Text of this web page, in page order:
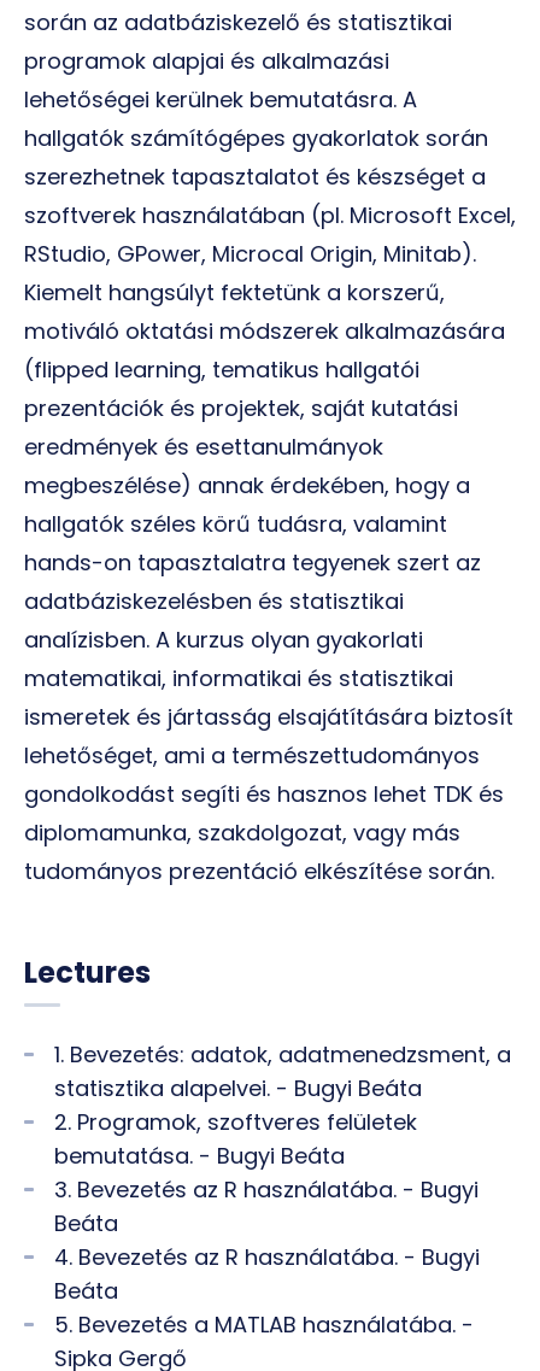
során az adatbáziskezelő és statisztikai
programok alapjai és alkalmazási
lehetőségei kerülnek bemutatásra. A
hallgatók számítógépes gyakorlatok során
szerezhetnek tapasztalatot és készséget a
szoftverek használatában (pl. Microsoft Excel,
RStudio, GPower, Microcal Origin, Minitab).
Kiemelt hangsúlyt fektetünk a korszerű,
motiváló oktatási módszerek alkalmazására
(flipped learning, tematikus hallgatói
prezentációk és projektek, saját kutatási
eredmények és esettanulmányok
megbeszélése) annak érdekében, hogy a
hallgatók széles körű tudásra, valamint
hands-on tapasztalatra tegyenek szert az
adatbáziskezelésben és statisztikai
analízisben. A kurzus olyan gyakorlati
matematikai, informatikai és statisztikai
ismeretek és jártasság elsajátítására biztosít
lehetőséget, ami a természettudományos
gondolkodást segíti és hasznos lehet TDK és
diplomamunka, szakdolgozat, vagy más
tudományos prezentáció elkészítése során.
Lectures
1. Bevezetés: adatok, adatmenedzsment, a
statisztika alapelvei. - Bugyi Beáta
2. Programok, szoftveres felületek
bemutatása. - Bugyi Beáta
3. Bevezetés az R használatába. - Bugyi
Beáta
4. Bevezetés az R használatába. - Bugyi
Beáta
5. Bevezetés a MATLAB használatába. -
Sipka Gergő